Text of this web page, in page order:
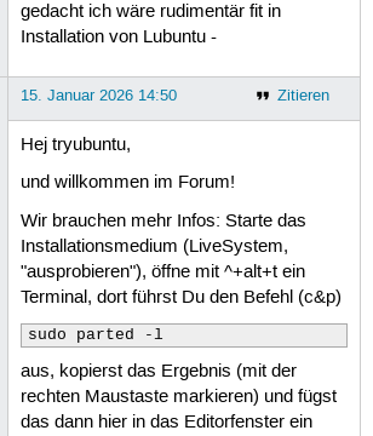
gedacht ich wäre rudimentär fit in
Installation von Lubuntu -
Zitieren
15. Januar 2026 14:50
Hej tryubuntu,
und willkommen im Forum!
Wir brauchen mehr Infos: Starte das
Installationsmedium (LiveSystem,
"ausprobieren"), öffne mit ^+alt+t ein
Terminal, dort führst Du den Befehl (c&p)
sudo parted -l
aus, kopierst das Ergebnis (mit der
rechten Maustaste markieren) und fügst
das dann hier in das Editorfenster ein